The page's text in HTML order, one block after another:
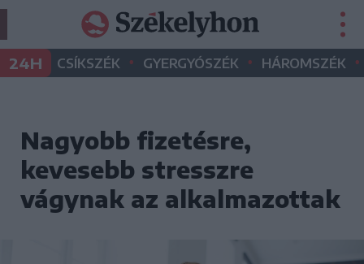
24H CSÍKSZÉK • GYERGYÓSZÉK • HÁROMSZÉK •
Nagyobb fizetésre,
kevesebb stresszre
vágynak az alkalmazottak